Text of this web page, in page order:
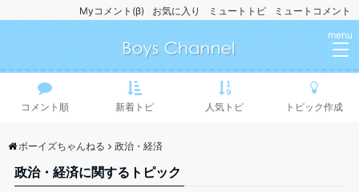
ミュートコメント
ミュートトピ
お気に入り
Myコメント(β)
menu
コメント順 新着トピ 人気トピ トピック作成
ボーイズちゃんねる 政治・経済
政治・経済に関するトピック